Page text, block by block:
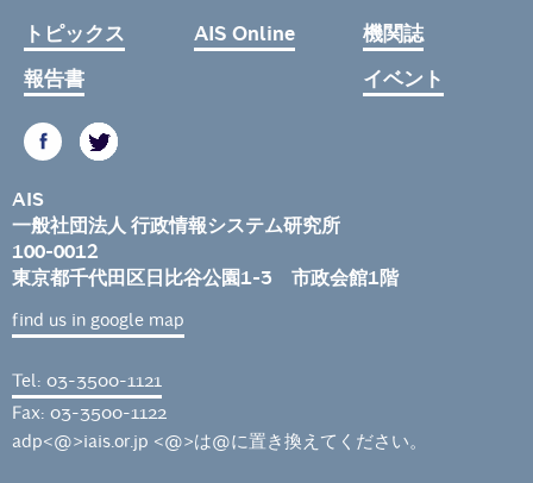
トピックス AIS Online
機関誌
報告書
イベント
AIS
一般社団法人 行政情報システム研究所
100-0012
東京都千代田区日比谷公園1-3 市政会館1階
find us in google map
Tel: 03-3500-1121
Fax: 03-3500-1122
adp<@>iais.or.jp <@>は@に置き換えてください。